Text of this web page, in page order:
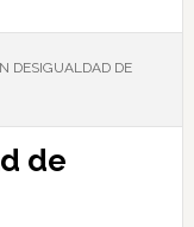
DESIGUALDAD DE
de